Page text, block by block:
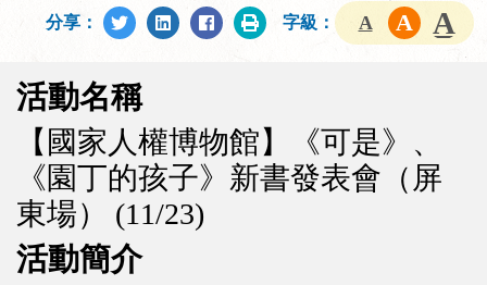
分享： 字級：
活動名稱
【國家人權博物館】《可是》、
《園丁的孩子》新書發表會（屏
東場） (11/23)
活動簡介